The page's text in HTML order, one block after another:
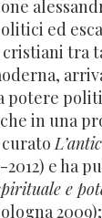
ed
tra
potere
in una
curato
e ha
e